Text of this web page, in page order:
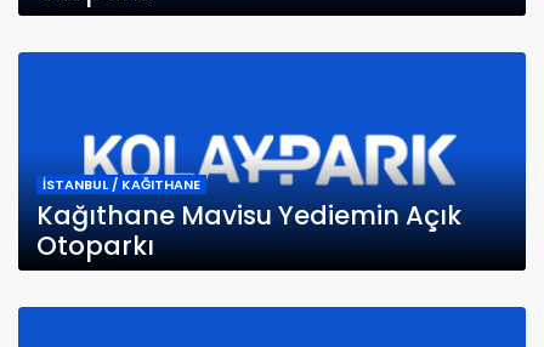
İSTANBUL / KAĞITHANE
Kağıthane Mavisu Yediemin Açık
Otoparkı